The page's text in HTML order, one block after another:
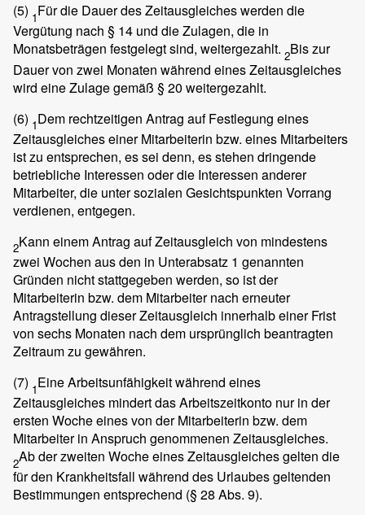
(5) 1Für die Dauer des Zeitausgleiches werden die
Vergütung nach § 14 und die Zulagen, die in
Monatsbeträgen festgelegt sind, weitergezahlt. 2Bis zur
Dauer von zwei Monaten während eines Zeitausgleiches
wird eine Zulage gemäß § 20 weitergezahlt.
(6) 1Dem rechtzeitigen Antrag auf Festlegung eines
Zeitausgleiches einer Mitarbeiterin bzw. eines Mitarbeiters
ist zu entsprechen, es sei denn, es stehen dringende
betriebliche Interessen oder die Interessen anderer
Mitarbeiter, die unter sozialen Gesichtspunkten Vorrang
verdienen, entgegen.
2Kann einem Antrag auf Zeitausgleich von mindestens
zwei Wochen aus den in Unterabsatz 1 genannten
Gründen nicht stattgegeben werden, so ist der
Mitarbeiterin bzw. dem Mitarbeiter nach erneuter
Antragstellung dieser Zeitausgleich innerhalb einer Frist
von sechs Monaten nach dem ursprünglich beantragten
Zeitraum zu gewähren.
(7) 1Eine Arbeitsunfähigkeit während eines
Zeitausgleiches mindert das Arbeitszeitkonto nur in der
ersten Woche eines von der Mitarbeiterin bzw. dem
Mitarbeiter in Anspruch genommenen Zeitausgleiches.
2Ab der zweiten Woche eines Zeitausgleiches gelten die
für den Krankheitsfall während des Urlaubes geltenden
Bestimmungen entsprechend (§ 28 Abs. 9).